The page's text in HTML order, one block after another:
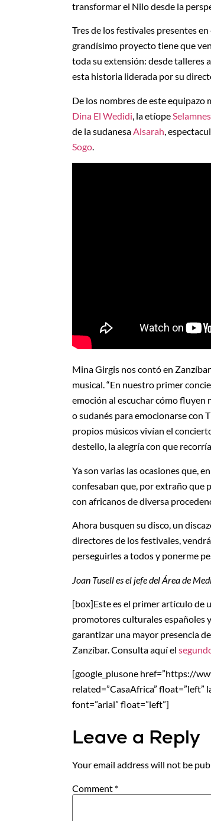
transformar el Nilo desde la
Tres de los festivales presentes en
grandísimo proyecto tiene que
toda su extensión: desde talleres
esta historia liderada por su
De los nombres de este equipazo
Dina El Wedidi , la etíope
de la sudanesa Alsarah ,
Sogo
Mina Girgis nos contó en
musical. “En nuestro primer
emoción al escuchar cómo fluyen
o sudanés para emocionarse con
propios músicos vivían el
destello, la alegría con que
Ya son varias las ocasiones que,
confesaban que, por extraño que
con africanos de diversa
Ahora busquen su disco, un
directores de los festivales,
perseguirles a todos y ponerme
Joan Tusell es el jefe del Área de
[box]Este es el primer artículo de
promotores culturales españoles
garantizar una mayor presencia
Zanzíbar. Consulta aquí el
[google_plusone href=”https://
related=”CasaAfrica” float=”left”
font=”arial” float=”left”]
Leave a Reply
Your email address will not be
Comment *